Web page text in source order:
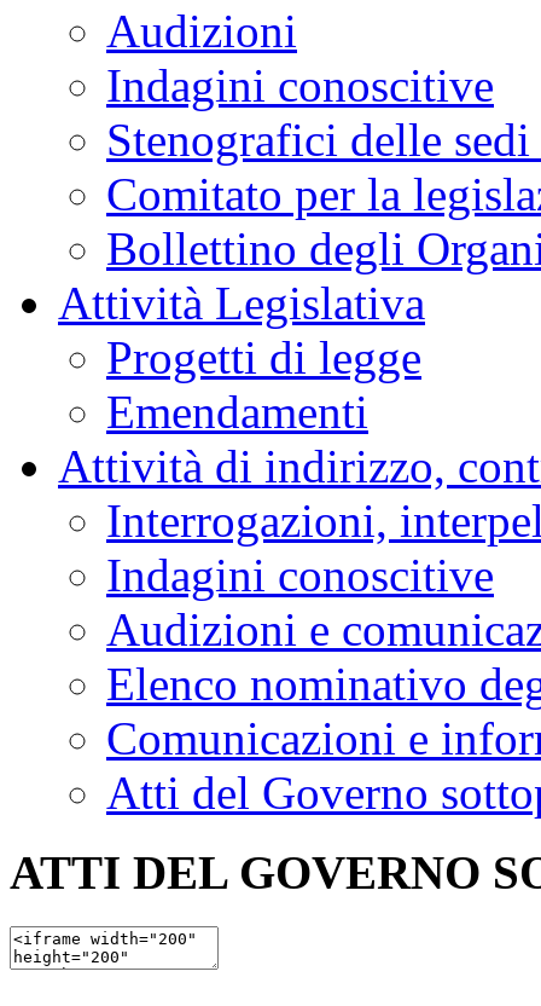
Audizioni
Indagini conoscitive
Stenografici delle
Comitato per la
Bollettino degli
Attività Legislativa
Progetti di legge
Emendamenti
Attività di indirizzo,
Interrogazioni,
Indagini conoscitive
Audizioni e
Elenco nominativo
Comunicazioni e
Atti del Governo
ATTI DEL GOVERNO